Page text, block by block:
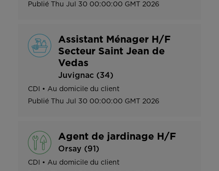
Publié
Thu Jul 30 00:00:00 GMT 2026
Assistant Ménager H/F
Secteur Saint Jean de
Vedas
Juvignac (34)
CDI • Au domicile du client
Publié
Thu Jul 30 00:00:00 GMT 2026
Agent de jardinage H/F
Orsay (91)
CDI • Au domicile du client